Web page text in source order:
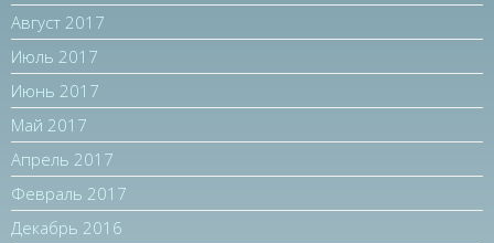
Август 2017
Июль 2017
Июнь 2017
Май 2017
Апрель 2017
Февраль 2017
Декабрь 2016